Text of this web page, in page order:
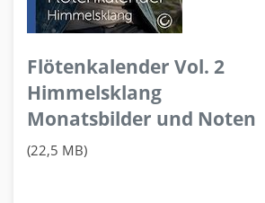
Flötenkalender Vol. 2
Himmelsklang
Monatsbilder und Noten
(22,5 MB)